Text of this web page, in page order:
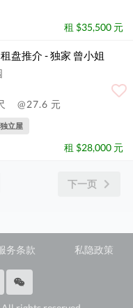
租 $35,500 元
盘推介 - 独家 曾小姐
@27.6 元
独立屋
租 $28,000 元
下一页
务条款 私隐政策